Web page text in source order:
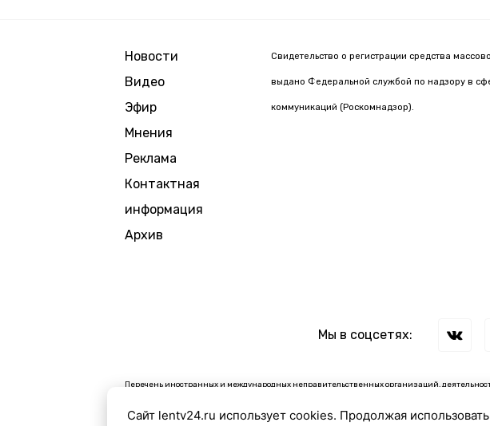
Новости
Видео
Эфир
Мнения
Реклама
Контактная
информация
Архив
Свидетельство о регистрации средства
выдано Федеральной службой по надзору в
коммуникаций (Роскомнадзор).
Мы в соцсетях:
Перечень иностранных и международных неправительственных организаций,
Организации, СМИ и физические лица, признанные в России иностранными агентами: ↓
Сайт lentv24.ru использует cookies. Продолжая